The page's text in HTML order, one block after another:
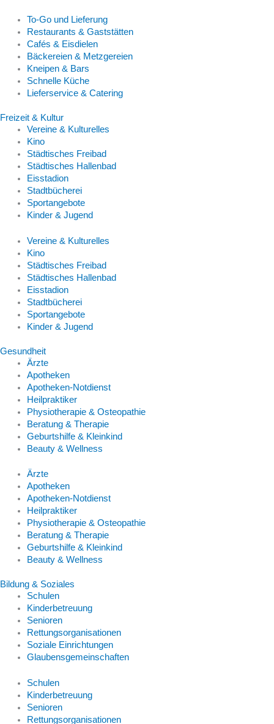
To-Go und Lieferung
Restaurants & Gaststätten
Cafés & Eisdielen
Bäckereien & Metzgereien
Kneipen & Bars
Schnelle Küche
Lieferservice & Catering
Freizeit & Kultur
Vereine & Kulturelles
Kino
Städtisches Freibad
Städtisches Hallenbad
Eisstadion
Stadtbücherei
Sportangebote
Kinder & Jugend
Vereine & Kulturelles
Kino
Städtisches Freibad
Städtisches Hallenbad
Eisstadion
Stadtbücherei
Sportangebote
Kinder & Jugend
Gesundheit
Ärzte
Apotheken
Apotheken-Notdienst
Heilpraktiker
Physiotherapie & Osteopathie
Beratung & Therapie
Geburtshilfe & Kleinkind
Beauty & Wellness
Ärzte
Apotheken
Apotheken-Notdienst
Heilpraktiker
Physiotherapie & Osteopathie
Beratung & Therapie
Geburtshilfe & Kleinkind
Beauty & Wellness
Bildung & Soziales
Schulen
Kinderbetreuung
Senioren
Rettungsorganisationen
Soziale Einrichtungen
Glaubensgemeinschaften
Schulen
Kinderbetreuung
Senioren
Rettungsorganisationen